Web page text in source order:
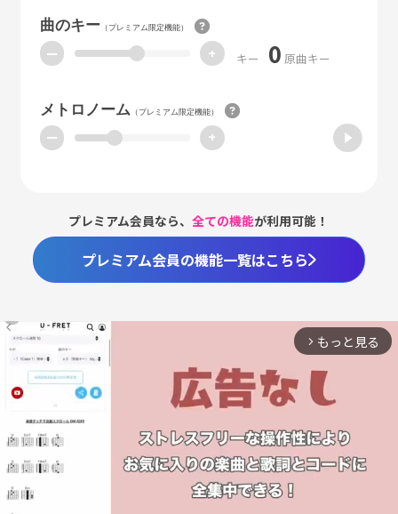
曲のキー（プレミアム限定機能）
ー + キー 0 原曲キー
メトロノーム （プレミアム限定機能）
ー +
プレミアム会員なら、全ての機能が利用可能！
プレミアム会員の機能一覧はこちら
arrow_forward_ios もっと見る